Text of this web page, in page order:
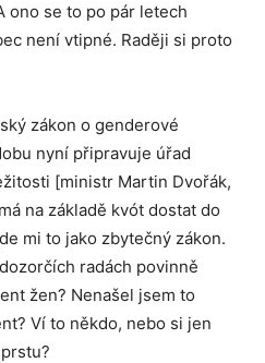
ono se to po pár letech
není vtipné. Raději si proto
zákon o genderové
nyní připravuje úřad
[ministr Martin Dvořák,
na základě kvót dostat do
mi to jako zbytečný zákon.
radách povinně
žen? Nenašel jsem to
Ví to někdo, nebo si jen